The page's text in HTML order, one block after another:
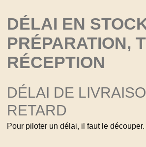
DÉLAI EN
PRÉPARATION,
RÉCEPTION
DÉLAI DE
RETARD
Pour piloter un délai, il faut le